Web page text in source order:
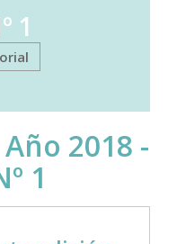
Nº 1
Año 2018 -
1